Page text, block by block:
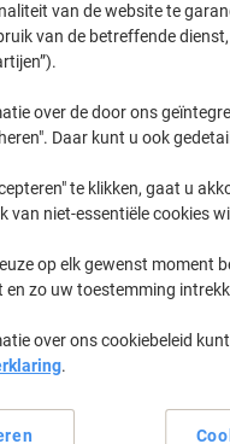
van de website te
van de betreffende
over de door ons
Daar kunt u ook
te klikken, gaat u
van niet-essentiële cookies
op elk gewenst moment
en zo uw toestemming
over ons cookiebeleid
.